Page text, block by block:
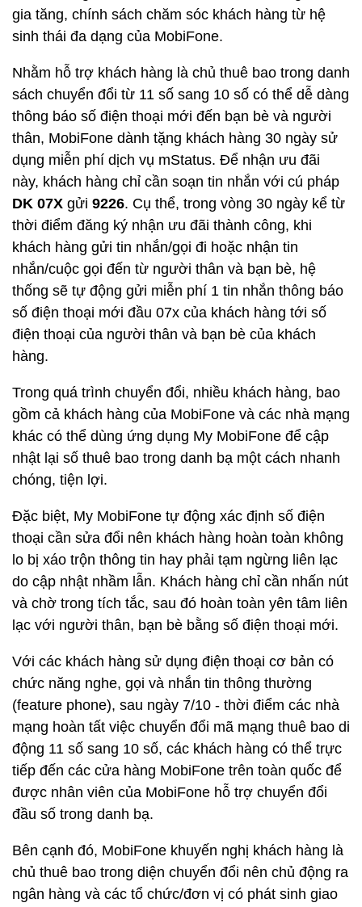
gia tăng, chính sách chăm sóc khách hàng từ hệ
sinh thái đa dạng của MobiFone.
Nhằm hỗ trợ khách hàng là chủ thuê bao trong danh
sách chuyển đổi từ 11 số sang 10 số có thể dễ dàng
thông báo số điện thoại mới đến bạn bè và người
thân, MobiFone dành tặng khách hàng 30 ngày sử
dụng miễn phí dịch vụ mStatus. Để nhận ưu đãi
này, khách hàng chỉ cần soạn tin nhắn với cú pháp
DK 07X gửi 9226. Cụ thể, trong vòng 30 ngày kể từ
thời điểm đăng ký nhận ưu đãi thành công, khi
khách hàng gửi tin nhắn/gọi đi hoặc nhận tin
nhắn/cuộc gọi đến từ người thân và bạn bè, hệ
thống sẽ tự động gửi miễn phí 1 tin nhắn thông báo
số điện thoại mới đầu 07x của khách hàng tới số
điện thoại của người thân và bạn bè của khách
hàng.
Trong quá trình chuyển đổi, nhiều khách hàng, bao
gồm cả khách hàng của MobiFone và các nhà mạng
khác có thể dùng ứng dụng My MobiFone để cập
nhật lại số thuê bao trong danh bạ một cách nhanh
chóng, tiện lợi.
Đặc biệt, My MobiFone tự động xác định số điện
thoại cần sửa đổi nên khách hàng hoàn toàn không
lo bị xáo trộn thông tin hay phải tạm ngừng liên lạc
do cập nhật nhầm lẫn. Khách hàng chỉ cần nhấn nút
và chờ trong tích tắc, sau đó hoàn toàn yên tâm liên
lạc với người thân, bạn bè bằng số điện thoại mới.
Với các khách hàng sử dụng điện thoại cơ bản có
chức năng nghe, gọi và nhắn tin thông thường
(feature phone), sau ngày 7/10 - thời điểm các nhà
mạng hoàn tất việc chuyển đổi mã mạng thuê bao di
động 11 số sang 10 số, các khách hàng có thể trực
tiếp đến các cửa hàng MobiFone trên toàn quốc để
được nhân viên của MobiFone hỗ trợ chuyển đổi
đầu số trong danh bạ.
Bên cạnh đó, MobiFone khuyến nghị khách hàng là
chủ thuê bao trong diện chuyển đổi nên chủ động ra
ngân hàng và các tổ chức/đơn vị có phát sinh giao